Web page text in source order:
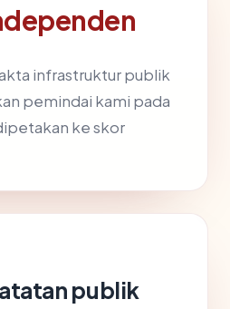
infrastruktur publik
pemindai kami pada
ke skor
publik